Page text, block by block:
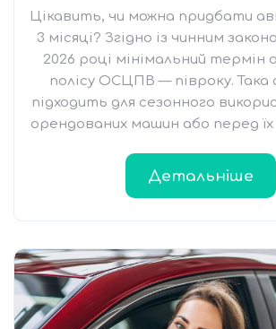
Цікавить, чи можна придбати
3 місяці? Згідно із чинним
2026 році мінімальний термін
полісу ОСЦПВ — півроку. Така
підходить для сезонного
орендованих машин або перед їх
Детальніше